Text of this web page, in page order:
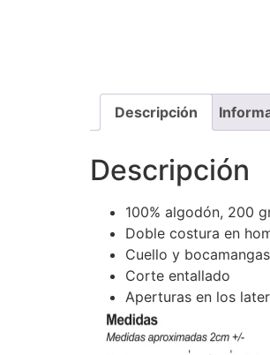
Descripción
Descripción
100% algodón, 200
Doble costura en
Cuello y
Corte entallado
Aperturas en los